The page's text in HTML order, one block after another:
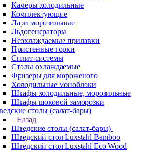
Камеры холодильные
Комплектующие
Лари морозильные
Льдогенераторы
Неохлаждаемые прилавки
Пристенные горки
Сплит-системы
Столы охлаждаемые
Фризеры для мороженого
Холодильные моноблоки
Шкафы холодильные, морозильные
Шкафы шоковой заморозки
столы (салат-бары)
Назад
Шведские столы (салат-бары)
Шведский стол Luxstahl Bamboo
Шведский стол Luxstahl Eco Wood